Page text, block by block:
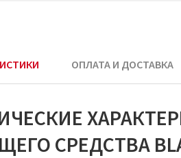
ОПЛАТА И ДОСТАВКА
СРЕДСТВА